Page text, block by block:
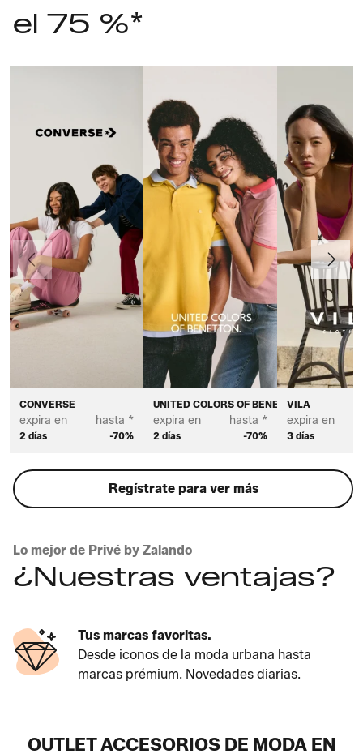
el 75 %*
CONVERSE
expira en
2 días
hasta *
-70%
UNITED COLORS OF BENETTON
expira en
2 días
hasta *
-70%
VILA
expira en
3 días
Anteriormente
Regístrate para ver más
Lo mejor de Privé by Zalando
¿Nuestras ventajas?
Tus marcas favoritas.
Desde iconos de la moda urbana hasta
marcas prémium. Novedades diarias.
OUTLET ACCESORIOS DE MODA EN